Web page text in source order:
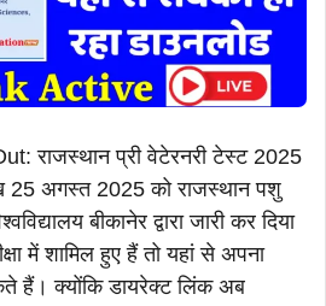
राजस्थान प्री वेटेरनरी टेस्ट 2025
25 अगस्त 2025 को राजस्थान पशु
बीकानेर द्वारा जारी कर दिया
में शामिल हुए हैं तो यहां से अपना
हैं। क्योंकि डायरेक्ट लिंक अब